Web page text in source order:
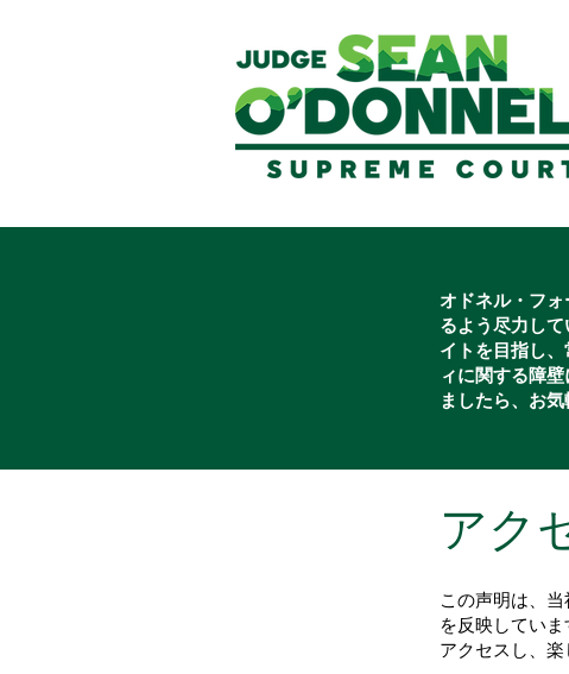
オドネル・フ
るよう尽力し
イトを目指し
ィに関する障
ましたら、お気
アク
この声明は、
を反映してい
アクセスし、楽